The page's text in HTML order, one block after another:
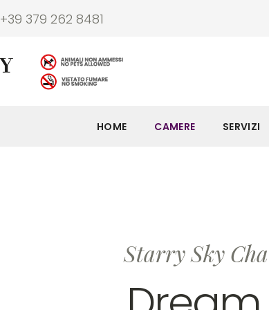
+39 379 262 8481
HOME CAMERE SERVIZI
Starry Sky